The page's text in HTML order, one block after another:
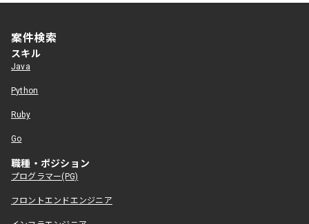
案件検索
スキル
Java
Python
Ruby
Go
職種・ポジション
プログラマー(PG)
フロントエンドエンジニア